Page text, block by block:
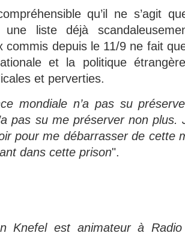
qu’il ne s’agit
une liste déjà
commis depuis le 11/9 ne fait
et la politique
et perverties.
mondiale n’a pas su
pas su me préserver non
pour me débarrasser de cette
dans cette prison".
Knefel est animateur à